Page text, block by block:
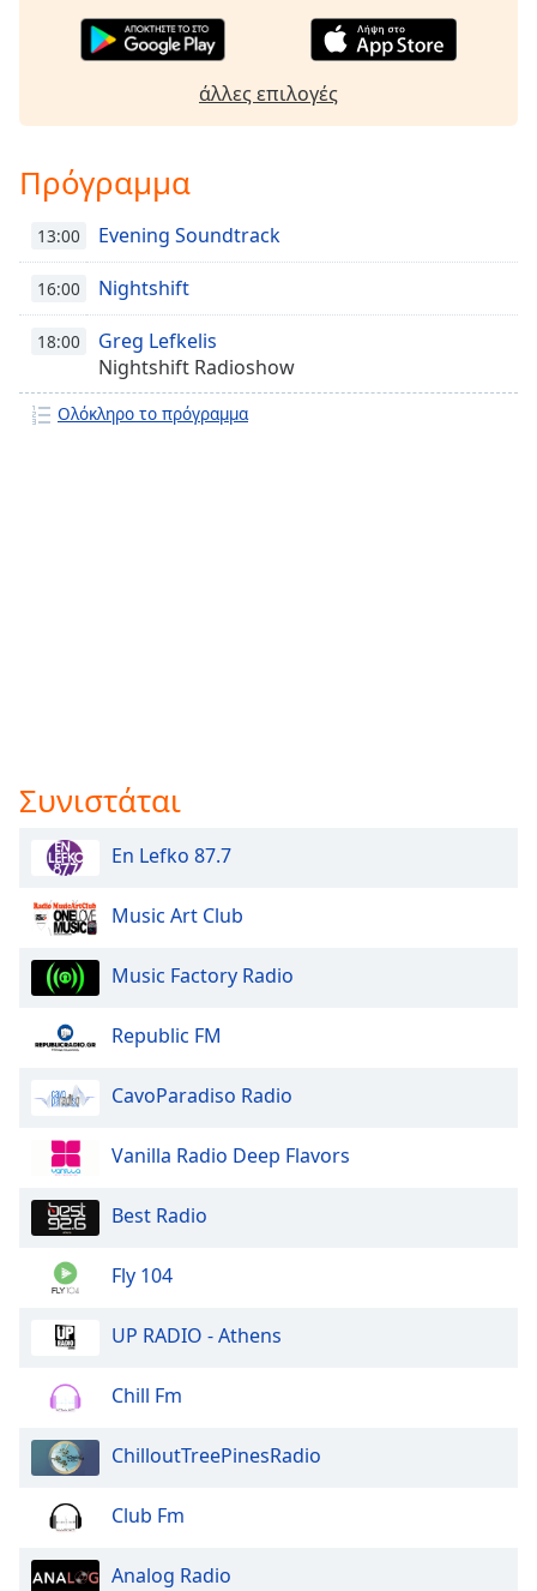
άλλες επιλογές
Πρόγραμμα
13:00 Evening Soundtrack
16:00 Nightshift
18:00
Greg Lefkelis
Nightshift Radioshow
Ολόκληρο το πρόγραμμα
Συνιστάται
En Lefko 87.7
Music Art Club
Music Factory Radio
Republic FM
CavoParadiso Radio
Vanilla Radio Deep Flavors
Best Radio
Fly 104
UP RADIO - Athens
Chill Fm
ChilloutTreePinesRadio
Club Fm
Analog Radio